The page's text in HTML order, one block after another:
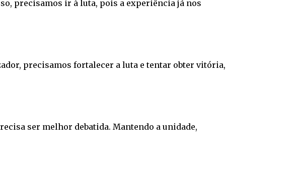
precisamos ir à luta, pois a experiência já nos
precisamos fortalecer a luta e tentar obter vitória,
ser melhor debatida. Mantendo a unidade,